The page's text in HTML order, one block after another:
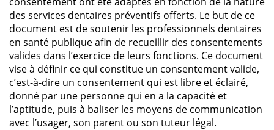
des services dentaires préventifs offerts. Le but de ce
document est de soutenir les professionnels dentaires
en santé publique afin de recueillir des consentements
valides dans l’exercice de leurs fonctions. Ce document
vise à définir ce qui constitue un consentement valide,
c’est-à-dire un consentement qui est libre et éclairé,
donné par une personne qui en a la capacité et
l’aptitude, puis à baliser les moyens de communication
avec l’usager, son parent ou son tuteur légal.